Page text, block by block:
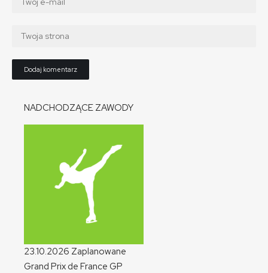
NADCHODZĄCE ZAWODY
23.10.2026 Zaplanowane
Grand Prix de France GP